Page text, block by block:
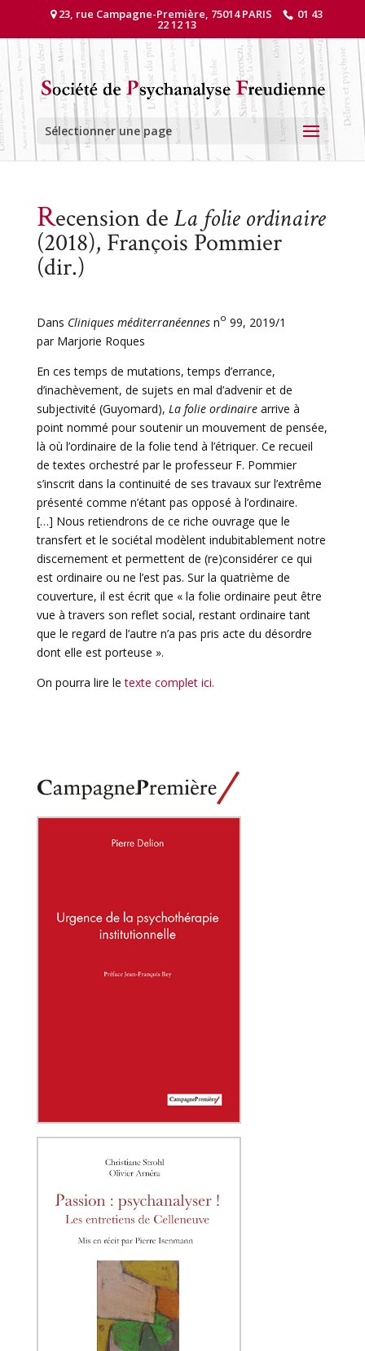
23, rue Campagne-Première, 75014 PARIS 01 43
22 12 13
Sélectionner une page
Recension deLa folie ordinaire
(2018), François Pommier
(dir.)
Dans Cliniques méditerranéennesno 99, 2019/1
par Marjorie Roques
En ces temps de mutations, temps d’errance,
d’inachèvement, de sujets en mal d’advenir et de
subjectivité (Guyomard), La folie ordinairearrive à
point nommé pour soutenir un mouvement de pensée,
là où l’ordinaire de la folie tend à l’étriquer. Ce recueil
de textes orchestré par le professeur F. Pommier
s’inscrit dans la continuité de ses travaux sur l’extrême
présenté comme n’étant pas opposé à l’ordinaire.
[…] Nous retiendrons de ce riche ouvrage que le
transfert et le sociétal modèlent indubitablement notre
discernement et permettent de (re)considérer ce qui
est ordinaire ou ne l’est pas. Sur la quatrième de
couverture, il est écrit que « la folie ordinaire peut être
vue à travers son reflet social, restant ordinaire tant
que le regard de l’autre n’a pas pris acte du désordre
dont elle est porteuse ».
On pourra lire le texte complet ici.